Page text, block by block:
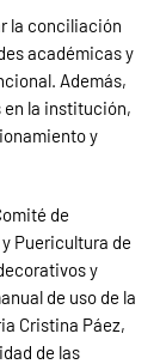
la conciliación
académicas y
Además,
en la institución,
y
de
Puericultura de
y
de uso de la
Cristina Páez,
de las